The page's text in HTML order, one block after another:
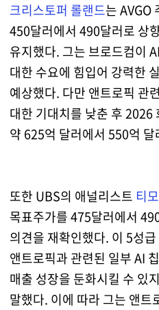
크리스토퍼 롤랜드는 AVGO
450달러에서 490달러로 상
유지했다. 그는 브로드컴이
대한 수요에 힘입어 강력한
예상했다. 다만 앤트로픽 관
대한 기대치를 낮춘 후 2026
약 625억 달러에서 550억
또한 UBS의 애널리스트 티
목표주가를 475달러에서
의견을 재확인했다. 이 5성
앤트로픽과 관련된 일부 AI
매출 성장을 둔화시킬 수 있
말했다. 이에 따라 그는 앤트